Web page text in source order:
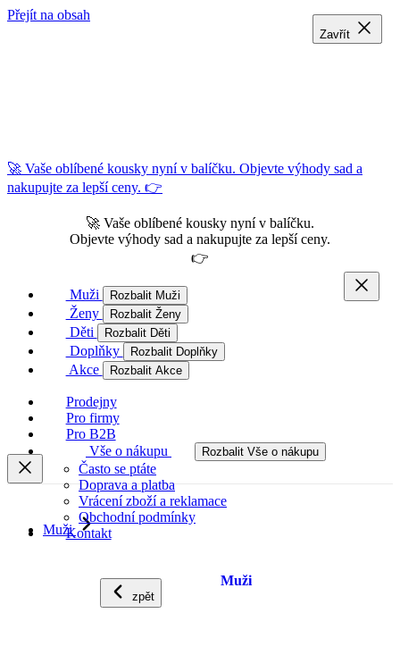
Přejít na obsah
🚀 Vaše oblíbené kousky nyní v balíčku. Objevte výhody sad a
nakupujte za lepší ceny. 👉
🚀 Vaše oblíbené kousky nyní v balíčku.
Objevte výhody sad a nakupujte za lepší ceny.
👉
Muži Rozbalit Muži
Ženy Rozbalit Ženy
Děti Rozbalit Děti
Doplňky Rozbalit Doplňky
Akce Rozbalit Akce
Prodejny
Pro firmy
Pro B2B
Vše o nákupu
Rozbalit Vše o nákupu
Často se ptáte
Doprava a platba
Vrácení zboží a reklamace
Obchodní podmínky
Kontakt
Muži
zpět
Muži
Zavřít
Zavřít
Zavřít